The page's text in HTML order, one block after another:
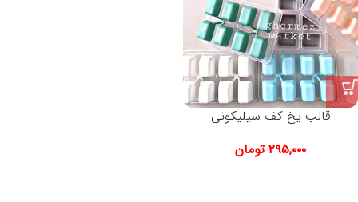
قالب یخ کف سیلیکونی
۲۹۵,۰۰۰ تومان